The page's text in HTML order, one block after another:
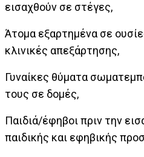
εισαχθούν σε στέγες,
Άτομα εξαρτημένα σε
κλινικές απεξάρτησης,
Γυναίκες θύματα
τους σε δομές,
Παιδιά/έφηβοι πριν την
παιδικής και εφηβικής